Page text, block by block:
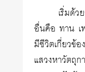
เริ่มด้
อื่นคือ ทาน เ
มีชีวิตเกี่ยวข้
แสวงหาวัต